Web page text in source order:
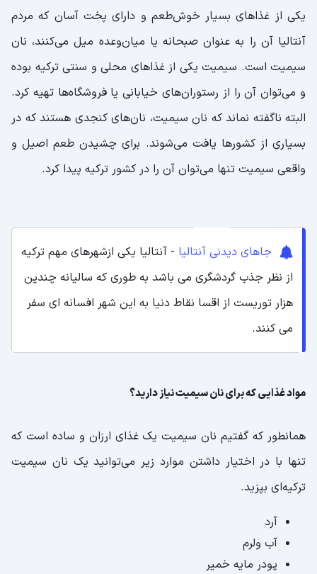
یکی از غذاهای بسیار خوش‌طعم و دارای پخت آسان که مردم
آنتالیا آن را به عنوان صبحانه یا میان‌وعده میل می‌کنند، نان
سیمیت است. سیمیت یکی از غذاهای محلی و سنتی ترکیه بوده
و می‌توان آن را از رستوران‌های خیابانی یا فروشگاه‌ها تهیه کرد.
البته ناگفته نماند که نان سیمیت، نان‌های کنجدی هستند که در
بسیاری از کشورها یافت می‌شوند. برای چشیدن طعم اصیل و
واقعی سیمیت تنها می‌توان آن را در کشور ترکیه پیدا کرد.
جاهای دیدنی آنتالیا - آنتالیا یکی ازشهرهای مهم ترکیه
از نظر جذب گردشگری می باشد به طوری که سالیانه چندین
هزار توریست از اقسا نقاط دنیا به این شهر افسانه ای سفر
می کنند.
مواد غذایی که برای نان سیمیت نیاز دارید؟
همانطور که گفتیم نان سیمیت یک غذای ارزان و ساده است که
تنها با در اختیار داشتن موارد زیر می‌توانید یک نان سیمیت
ترکیه‌ای بپزید.
آرد
آب ولرم
پودر مایه خمیر